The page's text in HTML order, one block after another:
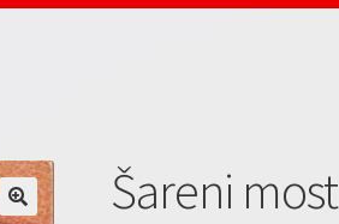
Šareni most